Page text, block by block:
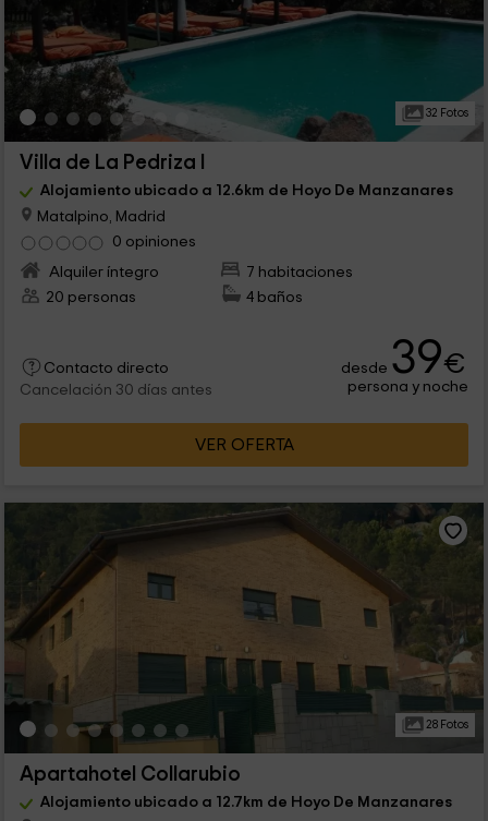
32 Fotos
Villa de La Pedriza I
Alojamiento ubicado a 12.6km de Hoyo De Manzanares
Matalpino, Madrid
0 opiniones
Alquiler íntegro
7 habitaciones
20 personas
4 baños
Contacto directo
Cancelación 30 días antes
desde 39€
persona y noche
VER OFERTA
28 Fotos
Apartahotel Collarubio
Alojamiento ubicado a 12.7km de Hoyo De Manzanares